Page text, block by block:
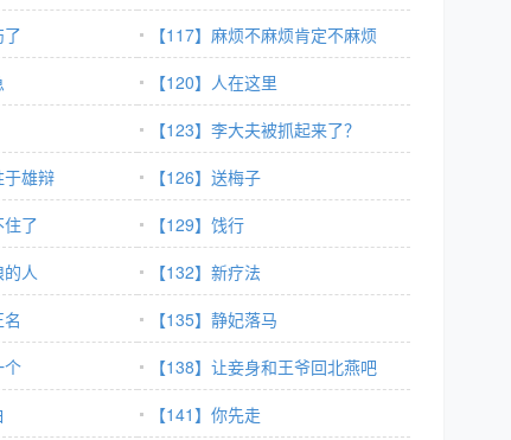
了
【117】麻烦不麻烦肯定不麻烦
【120】人在这里
【123】李大夫被抓起来了？
于雄辩
【126】送梅子
住了
【129】饯行
的人
【132】新疗法
【135】静妃落马
个
【138】让妾身和王爷回北燕吧
【141】你先走